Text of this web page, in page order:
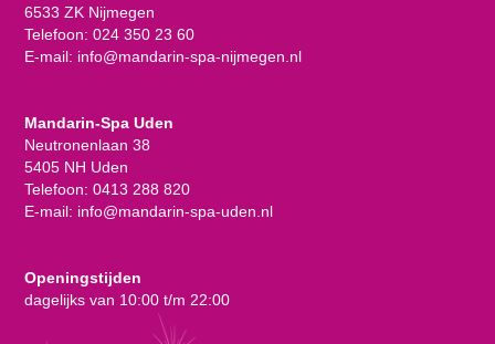
6533 ZK Nijmegen
Telefoon: 024 350 23 60
E-mail: info@mandarin-spa-nijmegen.nl
Mandarin-Spa Uden
Neutronenlaan 38
5405 NH Uden
Telefoon: 0413 288 820
E-mail: info@mandarin-spa-uden.nl
Openingstijden
dagelijks van 10:00 t/m 22:00